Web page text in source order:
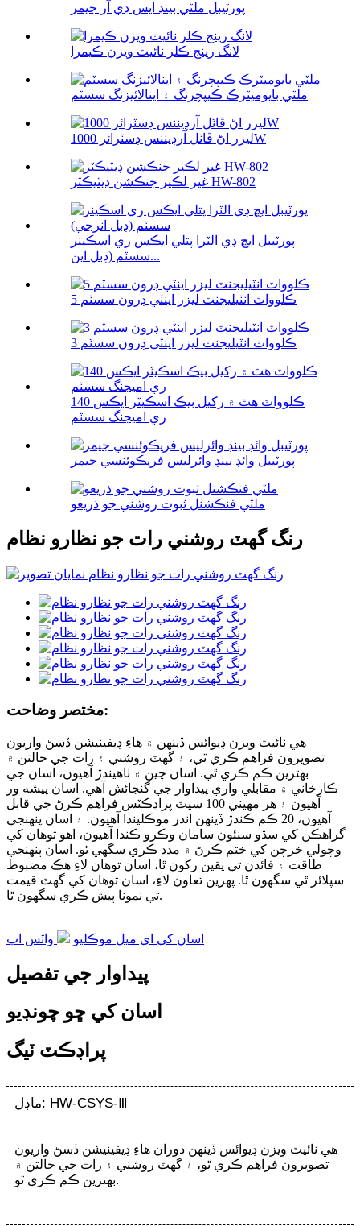
پورٽيبل ملٽي بينڊ ايس ڊي آر جيمر
لانگ رينج ڪلر نائيٽ ويزن ڪيمرا
ملٽي بايوميٽرڪ ڪيپچرنگ ۽ اينالائيزنگ سسٽم
ليزر اڻ ڦاٽل آرڊيننس ڊسٽرائر 1000W
غير لڪير جنڪشن ڊيٽيڪٽر HW-802
پورٽيبل ايڇ ڊي الٽرا پتلي ايڪس ري اسڪينر
سسٽم (ڊبل اين...
5 ڪلوواٽ انٽيليجنٽ ليزر اينٽي ڊرون سسٽم
3 ڪلوواٽ انٽيليجنٽ ليزر اينٽي ڊرون سسٽم
140 ڪلوواٽ هٿ ۾ رکيل بيڪ اسڪيٽر ايڪس
ري اميجنگ سسٽم
پورٽيبل وائڊ بينڊ وائرليس فريڪوئنسي جيمر
ملٽي فنڪشنل ثبوت روشني جو ذريعو
رنگ گهٽ روشني رات جو نظارو نظام
مختصر وضاحت:
هي نائيٽ ويزن ڊيوائس ڏينهن ۾ هاءِ ڊيفينيشن ڏسڻ واريون
تصويرون فراهم ڪري ٿي، ۽ گهٽ روشني ۽ رات جي حالتن ۾
بهترين ڪم ڪري ٿي. اسان چين ۾ ٺاهيندڙ آهيون، اسان جي
ڪارخاني ۾ مقابلي واري پيداوار جي گنجائش آهي. اسان پيشه ور
آهيون ۽ هر مهيني 100 سيٽ پراڊڪٽس فراهم ڪرڻ جي قابل
آهيون، 20 ڪم ڪندڙ ڏينهن اندر موڪليندا آهيون. ۽ اسان پنهنجي
گراهڪن کي سڌو سنئون سامان وڪرو ڪندا آهيون، اهو توهان کي
وچولي خرچن کي ختم ڪرڻ ۾ مدد ڪري سگهي ٿو. اسان پنهنجي
طاقت ۽ فائدن تي يقين رکون ٿا، اسان توهان لاءِ هڪ مضبوط
سپلائر ٿي سگهون ٿا. پهرين تعاون لاءِ، اسان توهان کي گهٽ قيمت
تي نمونا پيش ڪري سگهون ٿا.
اسان کي اي ميل موڪليو واٽس اپ
پيداوار جي تفصيل
اسان کي ڇو چونڊيو
پراڊڪٽ ٽيگ
ماڊل: HW-CSYS-Ⅲ
هي نائيٽ ويزن ڊيوائس ڏينهن دوران هاءِ ڊيفينيشن ڏسڻ واريون
تصويرون فراهم ڪري ٿو، ۽ گهٽ روشني ۽ رات جي حالتن ۾
بهترين ڪم ڪري ٿو.